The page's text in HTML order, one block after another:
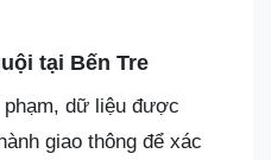
tại Bến Tre
phạm, dữ liệu được
giao thông để xác